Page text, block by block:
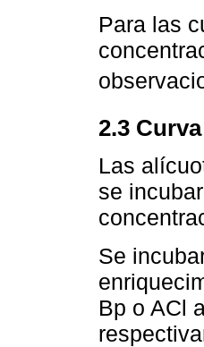
Para las
2.3
Las
se
Se
Bp o ACl